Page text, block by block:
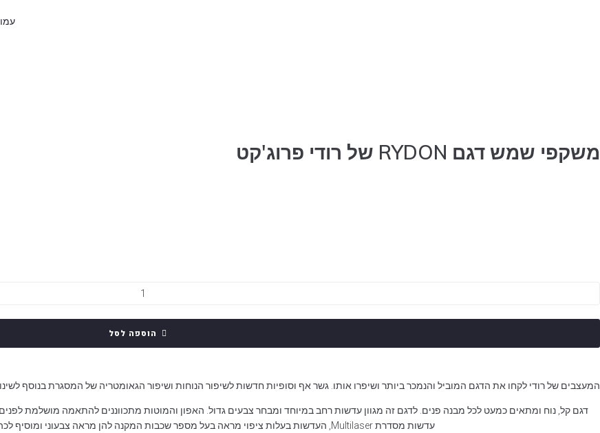
משקפי שמש דגם RYDON של רודי פרוג'קט
משקפי
דגם
פרוג'קט
הוספה לסל
המעצבים של רודי לקחו את הדגם המוביל והנמכר ביותר ושיפרו אותו. גשר אף וסופיות חדשות לשיפור הנוחות ושיפור הגאומטריה של המסגרת בנוסף
דגם קל, נוח ומתאים כמעט לכל מבנה פנים. לדגם זה מגוון עדשות רחב במיוחד ומבחר צבעים גדול. האפון והמוטות מתכווננים להתאמה מושלמת
עדשות מסדרת Multilaser, העדשות בעלות ציפוי מראה בעל מספר שכבות המקנה להן מראה צבעוני ומוסיף לכהות העדשות. הן מתאימות במיוחד לשימוש ספורטיבי כמו רכיבת אופניים, ריצה ועוד